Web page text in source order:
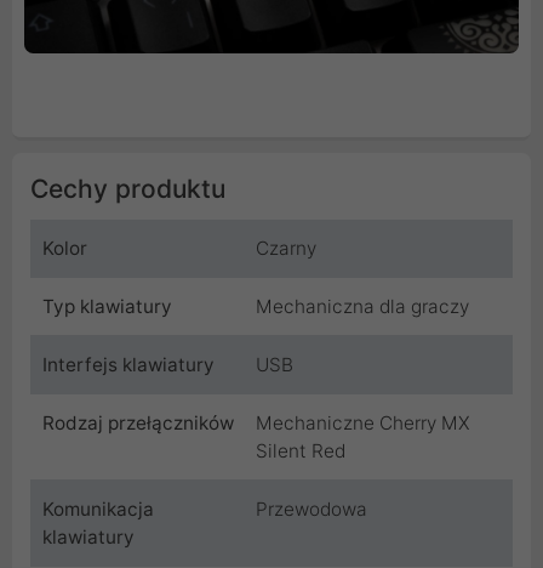
Cechy produktu
Kolor Czarny
Typ klawiatury Mechaniczna dla graczy
Interfejs klawiatury USB
Rodzaj przełączników
Mechaniczne Cherry MX
Silent Red
Komunikacja
klawiatury
Przewodowa